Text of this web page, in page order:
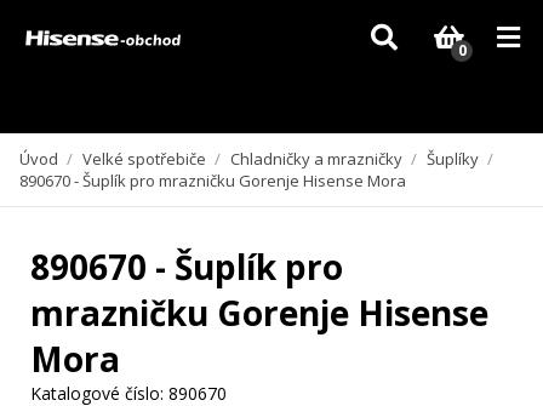
Vzhledem k aktuální situaci se může dodání dílů, které nejsou skladem,
zpozdit. Děkujeme za pochopení.
0
Úvod / Velké spotřebiče / Chladničky a mrazničky / Šuplíky /
890670 - Šuplík pro mrazničku Gorenje Hisense Mora
890670 - Šuplík pro
mrazničku Gorenje Hisense
Mora
Katalogové číslo: 890670